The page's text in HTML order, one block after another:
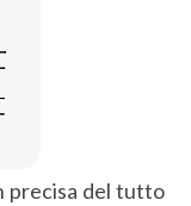
precisa del tutto